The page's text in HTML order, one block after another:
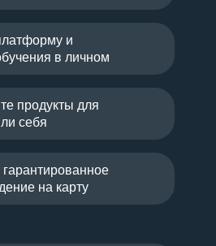
и
в личном
продукты для
себя
на карту